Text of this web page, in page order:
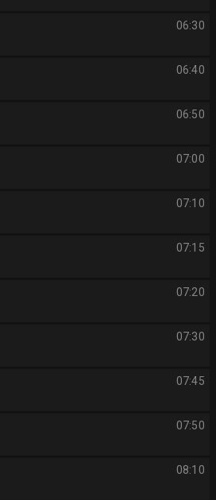
06:30
06:40
06:50
07:00
07:10
07:15
07:20
07:30
07:45
07:50
08:10